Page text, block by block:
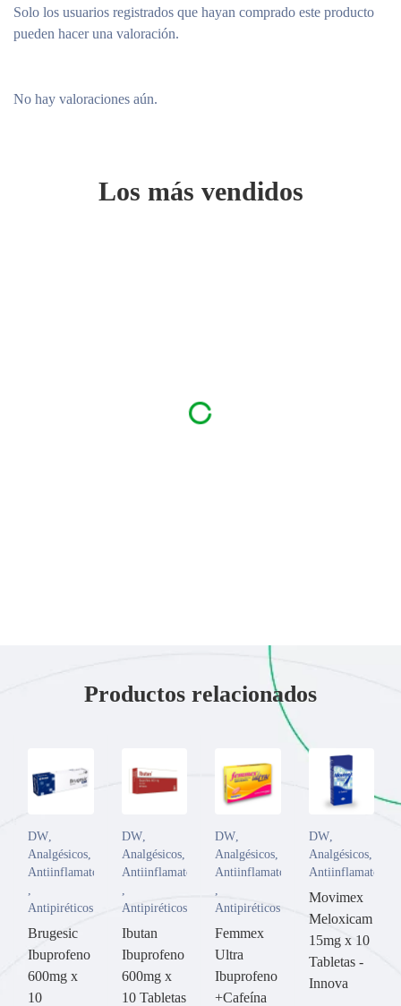
No hay valoraciones aún.
Solo los usuarios registrados que hayan comprado este producto
pueden hacer una valoración.
Los más vendidos
Productos relacionados
DW
Analgésicos
Antiinflamatorios
Antipiréticos
Brugesic
Ibuprofeno
600mg x
10
DW,
Analgésicos,
Antiinflamatorios
Antipiréticos
Ibutan
Ibuprofeno
600mg x
10 Tabletas
DW
Analgésicos
Antiinflamatorios
Antipiréticos
Femmex
Ultra
Ibuprofeno
+Cafeína
DW,
Analgésicos,
Antiinflamatorios
Movimex
Meloxicam
15mg x 10
Tabletas -
Innova